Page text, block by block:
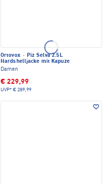
Ortovox · Piz Selva 2.5L
Hardshelljacke mit Kapuze
Damen
€ 229,99
UVP* € 289,99